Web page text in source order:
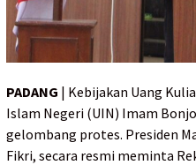
PADANG | Kebijakan Uang
Islam Negeri (UIN) Imam
gelombang protes. Presiden
Fikri, secara resmi meminta